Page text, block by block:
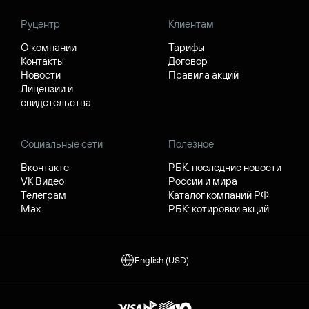
Руцентр
О компании
Контакты
Новости
Лицензии и
свидетельства
Клиентам
Тарифы
Договор
Правила акций
Социальные сети
Вконтакте
VK Видео
Телеграм
Max
Полезное
РБК: последние новости
России и мира
Каталог компаний РФ
РБК: котировки акций
English (USD)